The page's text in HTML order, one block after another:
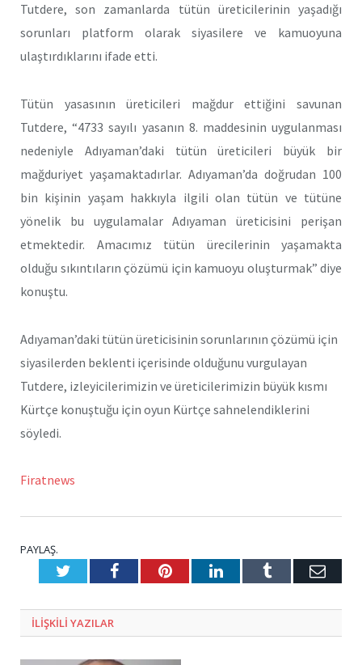
Tutdere, son zamanlarda tütün üreticilerinin yaşadığı
sorunları platform olarak siyasilere ve kamuoyuna
ulaştırdıklarını ifade etti.
Tütün yasasının üreticileri mağdur ettiğini savunan
Tutdere, “4733 sayılı yasanın 8. maddesinin uygulanması
nedeniyle Adıyaman’daki tütün üreticileri büyük bir
mağduriyet yaşamaktadırlar. Adıyaman’da doğrudan 100
bin kişinin yaşam hakkıyla ilgili olan tütün ve tütüne
yönelik bu uygulamalar Adıyaman üreticisini perişan
etmektedir. Amacımız tütün ürecilerinin yaşamakta
olduğu sıkıntıların çözümü için kamuoyu oluşturmak” diye
konuştu.
Adıyaman’daki tütün üreticisinin sorunlarının çözümü için
siyasilerden beklenti içerisinde olduğunu vurgulayan
Tutdere, izleyicilerimizin ve üreticilerimizin büyük kısmı
Kürtçe konuştuğu için oyun Kürtçe sahnelendiklerini
söyledi.
Firatnews
PAYLAŞ.
TwitterFacebookPinterestLinkedInTumblr E-
ILIŞKILI YAZILAR